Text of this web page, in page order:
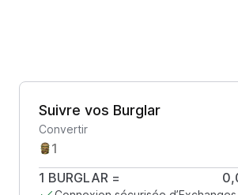
Suivre vos Burglar
Convertir
1 BURGLAR =